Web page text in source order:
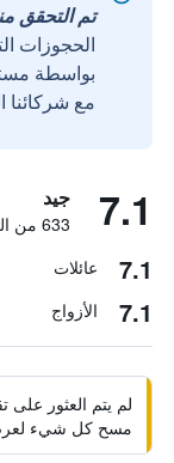
تم التحقق منه
الحجوزات
مع شركائنا
7.1 جيد
633 من التقييمات تم التحقق منها
7.1 عائلات
7.1 الأزواج
لم يتم العثور على
مسح كل شيء